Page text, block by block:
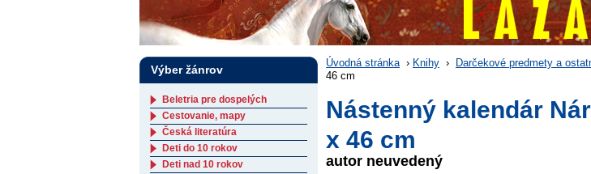
Úvodná stránka › Knihy › Darčekové predmety a
46 cm
Nástenný kalendár
x 46 cm
autor neuvedený
Výber žánrov
Beletria pre dospelých
Cestovanie, mapy
Česká literatúra
Deti do 10 rokov
Deti nad 10 rokov